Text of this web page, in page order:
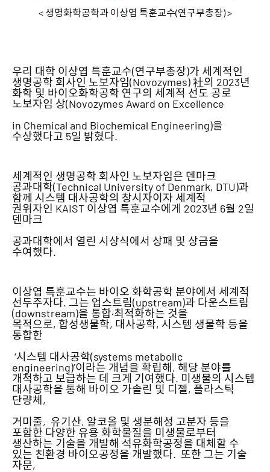
< 생명화학공학과 이상엽 특훈교수(연구부총장) >
우리 대학 이상엽 특훈교수(연구부총장)가 세계적인
생명공학 회사인 노보자임(Novozymes) 社의 2023년
화학 및 바이오화학공학 연구의 세계적 선도 공로
노보자임 상(Novozymes Award on Excellence
in Chemical and Biochemical Engineering)을
수상했다고 5일 밝혔다.
세계적인 생명공학 회사인 노보자임은 덴마크
공과대학(Technical University of Denmark, DTU)과
함께 시스템 대사공학의 창시자이자 세계적
권위자인 KAIST 이상엽 특훈교수에게 2023년 6월 2일
덴마크
공과대학에서 열린 시상식에서 상패 및 상금을
수여했다.
이상엽 특훈교수는 바이오 화학공학 분야에서 세계적
선두주자다. 그는 업스트림(upstream)과 다운스트림
(downstream)을 통합·최적화하는 것을
목적으로, 합성생물학, 대사공학, 시스템 생물학 등을
통합한
‘시스템 대사공학(systems metabolic
engineering)’이라는 개념을 확립해, 해당 분야를
개척하고 보급하는 데 크게 기여했다. 미생물의 시스템
대사공학을 통해 바이오 가솔린 및 디젤, 플라스틱
단량체,
거미줄, 유기산, 알코올 및 생분해성 고분자 등을
포함한 다양한 유용 화학물질을 미생물로부터
생산하는 기술을 개발해 석유화학공정을 대체할 수
있는 친환경 바이오공정을 개발했다. 또한 그는 기술
자문,